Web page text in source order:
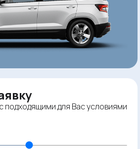
подходящими для Вас условиями